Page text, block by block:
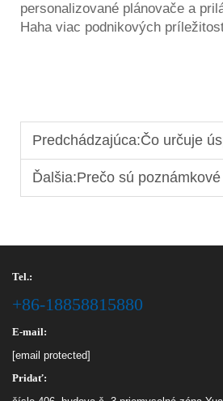
personalizované plánovače a
Haha viac podnikových
Predchádzajúca:Čo určuje úspešnú kanceláriu
Ďalšia:Prečo sú poznámkové bloky nevyhnutné
Tel.:
+86-18858815880
E-mail:
[email protected]
Pridať: